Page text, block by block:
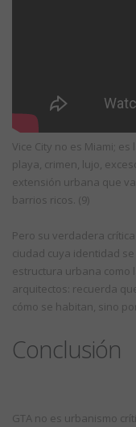
Vice City no es Miami;
playa, crimen, lujo,
extensión urbana que
barrios ricos. (9)
Pero su verdadera
ciudad cuya identidad
estructura urbana como
arquitectos: recuerda
cómo se habitan, sino
Conclusión
GTA no es urbanismo